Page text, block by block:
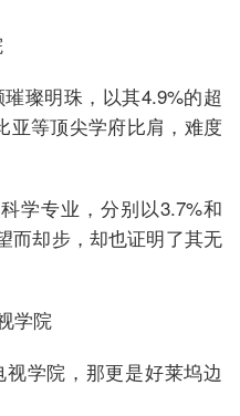
璨明珠，以其4.9%的超
亚等顶尖学府比肩，难度
学专业，分别以3.7%和
而却步，却也证明了其无
学院
学院，那更是好莱坞边